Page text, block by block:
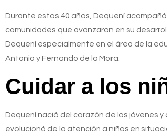
Durante estos 40 años, Dequení acompañó
comunidades que avanzaron en su
Dequení especialmente en el área de la
Antonio y Fernando de la Mora.
Cuidar a los
Dequení nació del corazón de los jóvenes
evolucionó de la atención a niños en